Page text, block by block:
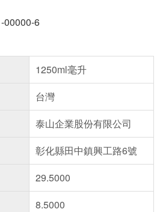
00000-6
1250ml毫升
台灣
泰山企業股份有限公司
彰化縣田中鎮興工路6號
29.5000
8.5000